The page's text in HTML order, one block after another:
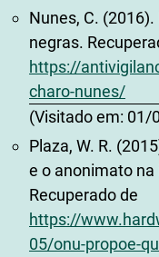
Nunes, C.
negras.
https://
charo-nunes/
(Visitado em: 01/
Plaza, W. R.
e o anonimato
Recuperado de
https://
05/onu-propoe-